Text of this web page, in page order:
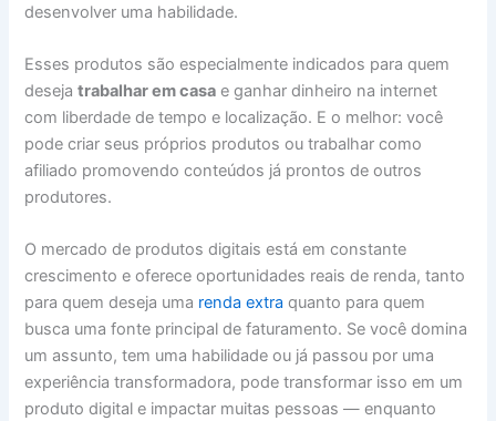
desenvolver uma habilidade.
Esses produtos são especialmente indicados para quem
desejatrabalhar em casa e ganhar dinheiro na internet
com liberdade de tempo e localização. E o melhor: você
pode criar seus próprios produtos ou trabalhar como
afiliado promovendo conteúdos já prontos de outros
produtores.
O mercado de produtos digitais está em constante
crescimento e oferece oportunidades reais de renda, tanto
para quem deseja uma renda extra quanto para quem
busca uma fonte principal de faturamento. Se você domina
um assunto, tem uma habilidade ou já passou por uma
experiência transformadora, pode transformar isso em um
produto digital e impactar muitas pessoas — enquanto